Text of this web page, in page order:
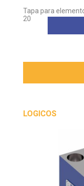
Tapa para
20
LOGICOS